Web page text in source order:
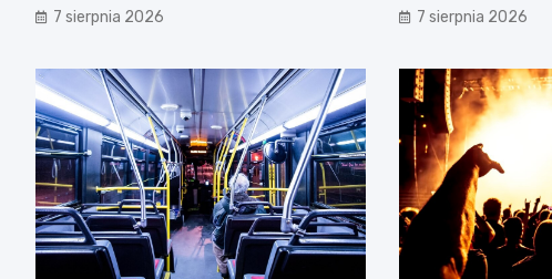
7 sierpnia 2026 7 sierpnia 2026